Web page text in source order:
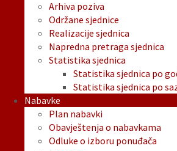
Arhiva poziva
Održane sjednice
Realizacije sjednica
Napredna pretraga sjednica
Statistika sjednica
Statistika sjednica po
Statistika sjednica po
Nabavke
Plan nabavki
Obavještenja o nabavkama
Odluke o izboru ponuđača